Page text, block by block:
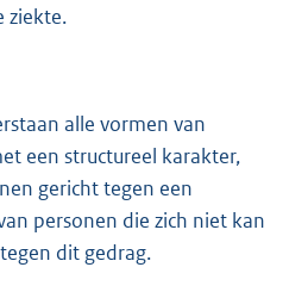
ziekte.
alle vormen van
een structureel karakter,
gericht tegen een
personen die zich niet kan
dit gedrag.